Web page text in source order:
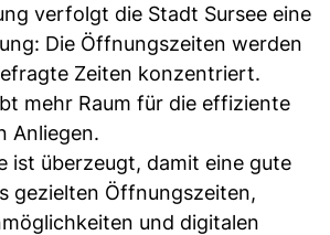
verfolgt die Stadt Sursee eine
Die Öffnungszeiten werden
Zeiten konzentriert.
mehr Raum für die effiziente
Anliegen.
ist überzeugt, damit eine gute
gezielten Öffnungszeiten,
und digitalen